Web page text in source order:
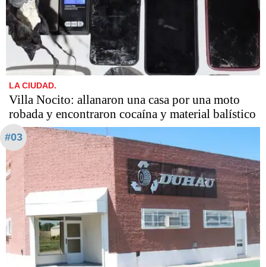
LA CIUDAD.
Villa Nocito: allanaron una casa por una moto
robada y encontraron cocaína y material balístico
#03